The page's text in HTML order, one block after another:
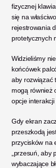
fizycznej
się na
rejestrowania
protetycznych
Widzieliśmy
końcówek
aby rozwiązać
mogą również
opcje
Gdy ekran
przeszkodą
przycisków na
„przesuń, aby
wybaczające